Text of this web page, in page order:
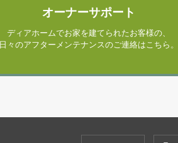
オーナーサポート
ディアホームでお家を建てられたお客様の、
日々のアフターメンテナンスのご連絡はこちら。